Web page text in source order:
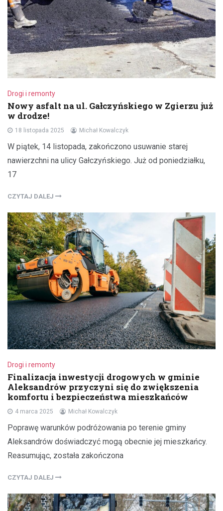
Drogi i remonty
Nowy asfalt na ul. Gałczyńskiego w Zgierzu już
w drodze!
18 listopada 2025 Michał Kowalczyk
W piątek, 14 listopada, zakończono usuwanie starej
nawierzchni na ulicy Gałczyńskiego. Już od poniedziałku,
17
CZYTAJ DALEJ
Drogi i remonty
Finalizacja inwestycji drogowych w gminie
Aleksandrów przyczyni się do zwiększenia
komfortu i bezpieczeństwa mieszkańców
4 marca 2025 Michał Kowalczyk
Poprawę warunków podróżowania po terenie gminy
Aleksandrów doświadczyć mogą obecnie jej mieszkańcy.
Reasumując, została zakończona
CZYTAJ DALEJ